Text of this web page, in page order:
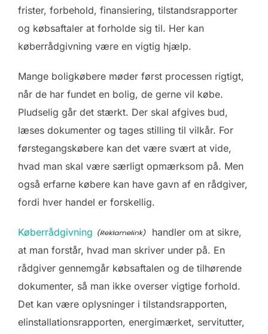
frister, forbehold, finansiering, tilstandsrapporter
og købsaftaler at forholde sig til. Her kan
køberrådgivning være en vigtig hjælp.
Mange boligkøbere møder først processen rigtigt,
når de har fundet en bolig, de gerne vil købe.
Pludselig går det stærkt. Der skal afgives bud,
læses dokumenter og tages stilling til vilkår. For
førstegangskøbere kan det være svært at vide,
hvad man skal være særligt opmærksom på. Men
også erfarne købere kan have gavn af en rådgiver,
fordi hver handel er forskellig.
Køberrådgivning
handler om at sikre,
at man forstår, hvad man skriver under på. En
rådgiver gennemgår købsaftalen og de tilhørende
dokumenter, så man ikke overser vigtige forhold.
Det kan være oplysninger i tilstandsrapporten,
elinstallationsrapporten, energimærket, servitutter,